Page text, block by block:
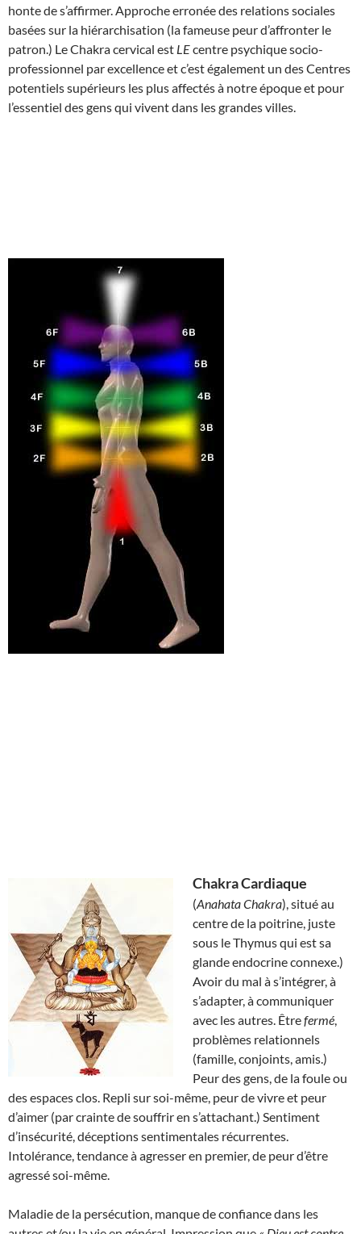
honte de s’affirmer. Approche erronée des relations sociales
basées sur la hiérarchisation (la fameuse peur d’affronter le
patron.) Le Chakra cervical est LEcentre psychique socio-
professionnel par excellence et c’est également un des Centres
potentiels supérieurs les plus affectés à notre époque et pour
l’essentiel des gens qui vivent dans les grandes villes.
Chakra Cardiaque
(Anahata Chakra), situé au
centre de la poitrine, juste
sous le Thymus qui est sa
glande endocrine connexe.)
Avoir du mal à s’intégrer, à
s’adapter, à communiquer
avec les autres. Êtrefermé,
problèmes relationnels
(famille, conjoints, amis.)
Peur des gens, de la foule ou
des espaces clos. Repli sur soi-même, peur de vivre et peur
d’aimer (par crainte de souffrir en s’attachant.) Sentiment
d’insécurité, déceptions sentimentales récurrentes.
Intolérance, tendance à agresser en premier, de peur d’être
agressé soi-même.
Maladie de la persécution, manque de confiance dans les